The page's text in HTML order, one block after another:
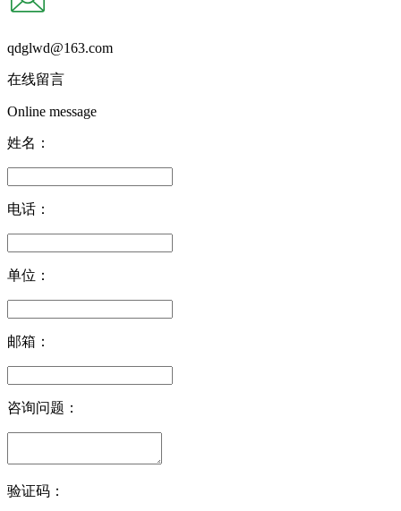
qdglwd@163.com
在线留言
Online message
姓名：
电话：
单位：
邮箱：
咨询问题：
验证码：